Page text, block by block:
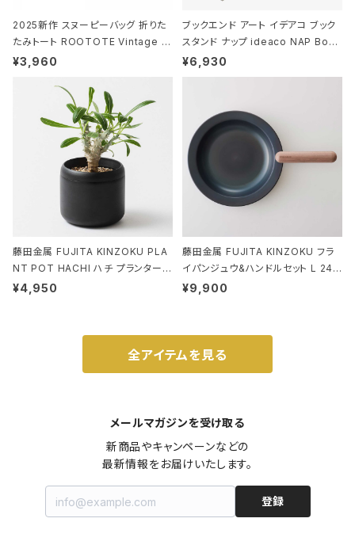
2025新作 スヌーピーバッグ 折りた
たみトート ROOTOTE Vintage P
EANUTS ROO-shopper mid 84
ド.ピーナッツ-0P 3Dグラス
¥3,960
ブックエンド アート イデアコ ブック
スタンド ナップ ideaco NAP Book
stand ブラウン
¥6,930
藤田金属 FUJITA KINZOKU PLA
NT POT HACHI ハチ プランターポ
ット 3号 ブラック
¥4,950
藤田金属 FUJITA KINZOKU フラ
イパンジュウ&ハンドルセット L 24c
m ガス火・IH対応 鉄フライパン ウォ
¥9,900
全アイテムを見る
メールマガジンを受け取る
新商品やキャンペーンなどの
最新情報をお届けいたします。
登録